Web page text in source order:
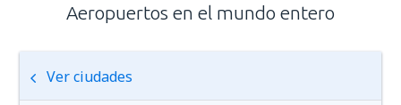
Aeropuertos en el mundo entero
Ver ciudades